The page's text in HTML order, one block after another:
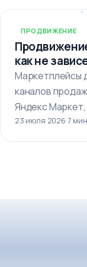
ПРОДВИЖЕНИЕ
как не
Маркетплейсы
каналов
Яндекс
23 июля 2026·7 мин